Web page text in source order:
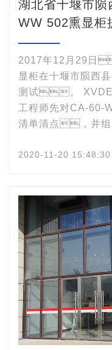
湖北省十堰市
WW 502熏显柜
2017年12月29日
显柜在十堰市陨西
测试。
工程师先对CA-60-
清单清点，并
节的参数、
法。
2020-11-20 15:48:30